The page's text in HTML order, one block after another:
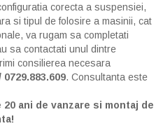
corecta a suspensiei,
si tipul de folosire a masinii, cat
va rugam sa completati
sa contactati unul dintre
consilierea necesara
0729.883.609. Consultanta este
ani de vanzare si montaj de